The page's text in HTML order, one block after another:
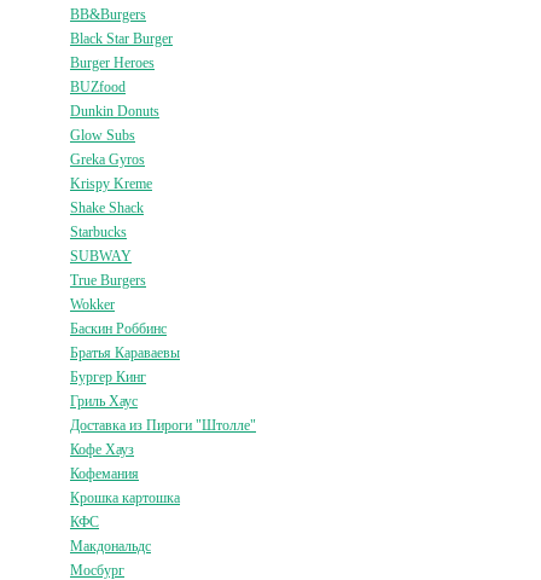
BB&Burgers
Black Star Burger
Burger Heroes
BUZfood
Dunkin Donuts
Glow Subs
Greka Gyros
Krispy Kreme
Shake Shack
Starbucks
SUBWAY
True Burgers
Wokker
Баскин Роббинс
Братья Караваевы
Бургер Кинг
Гриль Хаус
Доставка из Пироги "Штолле"
Кофе Хауз
Кофемания
Крошка картошка
КФС
Макдональдс
Мосбург